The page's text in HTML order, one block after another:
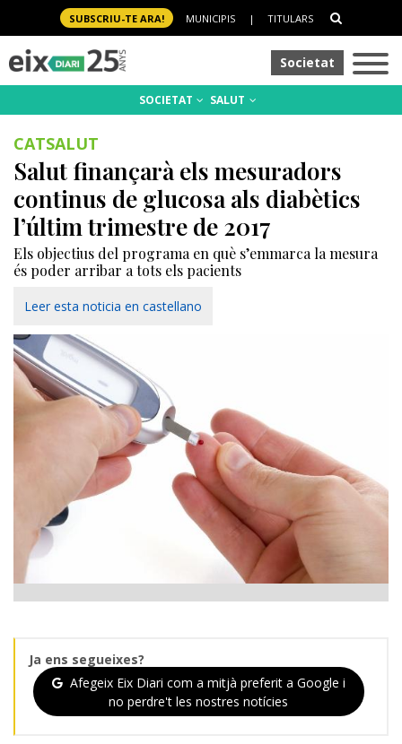
SUBSCRIU-TE ARA! MUNICIPIS | TITULARS
Societat
SOCIETAT SALUT
CATSALUT
Salut finançarà els mesuradors
continus de glucosa als diabètics
l’últim trimestre de 2017
Els objectius del programa en què s’emmarca la mesura
és poder arribar a tots els pacients
Leer esta noticia en castellano
Ja ens segueixes?
Afegeix Eix Diari com a mitjà preferit a Google i
no perdre't les nostres notícies